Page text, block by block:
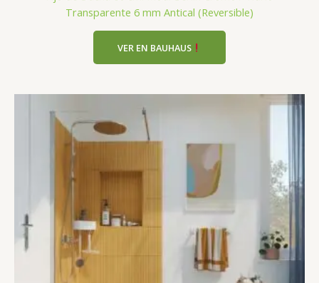
Transparente 6 mm Antical (Reversible)
VER EN BAUHAUS